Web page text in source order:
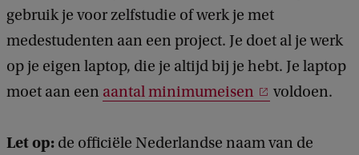
gebruik je voor zelfstudie of werk je met
medestudenten aan een project. Je doet al je werk
op je eigen laptop, die je altijd bij je hebt. Je laptop
moet aan een aantal minimumeisen voldoen.
Let op: de officiële Nederlandse naam van de